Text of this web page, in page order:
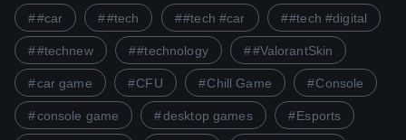
#car #tech #tech #car #tech #digital
#technew #technology #ValorantSkin
car game CFU Chill Game Console
console game desktop games Esports